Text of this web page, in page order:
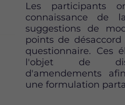
Les participants
connaissance de
suggestions de
points de
questionnaire. Ces
l'objet de
d'amendements
une formulation